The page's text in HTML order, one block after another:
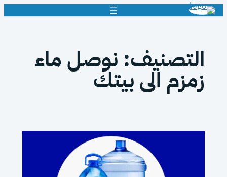
تخطى
التصنيف: نوصل ماء
زمزم الى بيتك